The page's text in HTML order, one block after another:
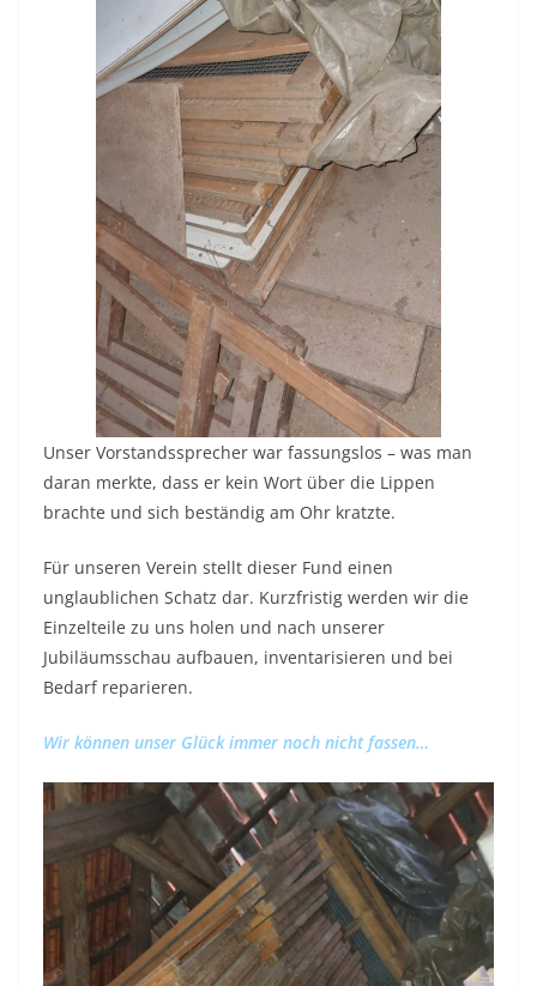
Unser Vorstandssprecher war fassungslos – was man
daran merkte, dass er kein Wort über die Lippen
brachte und sich beständig am Ohr kratzte.
Für unseren Verein stellt dieser Fund einen
unglaublichen Schatz dar. Kurzfristig werden wir die
Einzelteile zu uns holen und nach unserer
Jubiläumsschau aufbauen, inventarisieren und bei
Bedarf reparieren.
Wir können unser Glück immer noch nicht fassen…